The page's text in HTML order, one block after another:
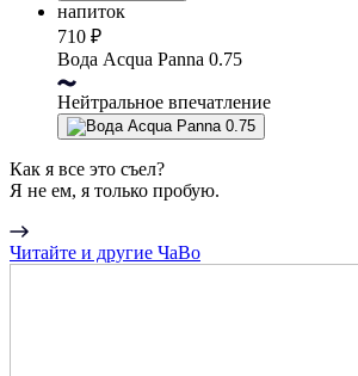
напиток
710 ₽
Вода Acqua Panna 0.75
Нейтральное впечатление
Как я все это съел?
Я не ем, я только пробую.
Читайте и другие ЧаВо